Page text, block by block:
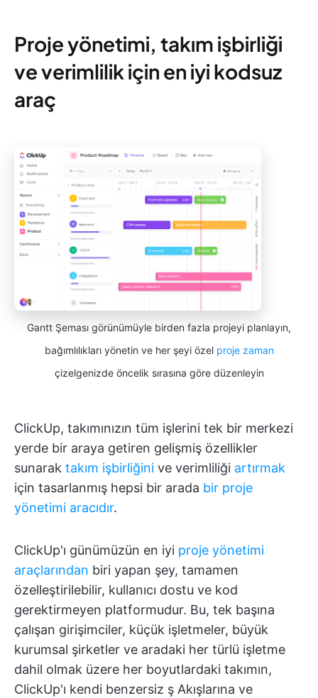
Proje yönetimi, takım işbirliği
ve verimlilik için en iyi kodsuz
araç
Gantt Şeması görünümüyle birden fazla projeyi planlayın,
bağımlılıkları yönetin ve her şeyi özel proje zaman
çizelgenizde öncelik sırasına göre düzenleyin
ClickUp, takımınızın tüm işlerini tek bir merkezi
yerde bir araya getiren gelişmiş özellikler
sunarak takım işbirliğini ve verimliliği artırmak
için tasarlanmış hepsi bir arada bir proje
yönetimi aracıdır.
ClickUp'ı günümüzün en iyi proje yönetimi
araçlarından biri yapan şey, tamamen
özelleştirilebilir, kullanıcı dostu ve kod
gerektirmeyen platformudur. Bu, tek başına
çalışan girişimciler, küçük işletmeler, büyük
kurumsal şirketler ve aradaki her türlü işletme
dahil olmak üzere her boyutlardaki takımın,
ClickUp'ı kendi benzersiz ş Akışlarına ve